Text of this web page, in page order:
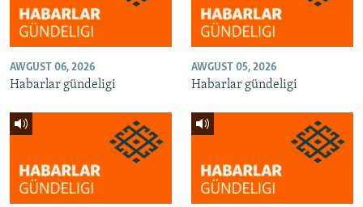
AWGUST 06, 2026
Habarlar gündeligi
AWGUST 05, 2026
Habarlar gündeligi